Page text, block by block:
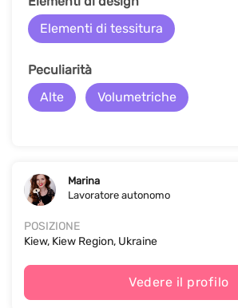
Elementi di tessitura
Peculiarità
Alte
Volumetriche
Marina
Lavoratore autonomo
POSIZIONE
Kiew, Kiew Region, Ukraine
Vedere il profilo